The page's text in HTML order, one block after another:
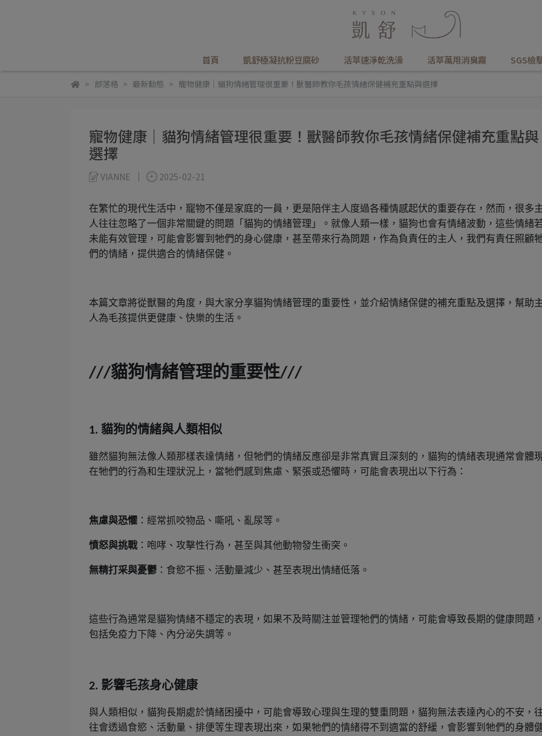
首頁 凱舒極凝抗粉豆腐砂 活萃速淨乾洗澡 活萃萬用消臭霧 SGS檢
部落格 最新動態 寵物健康｜貓狗情緒管理很重要！獸醫師教你毛孩情緒保健補充重點與選擇
寵物健康｜貓狗情緒管理很重要！獸醫師教你毛孩情緒保健補充重點與
選擇
VIANNE 2025-02-21
在繁忙的現代生活中，寵物不僅是家庭的一員，更是陪伴主人度過各種情感起伏的重要存在，然而，很多
人往往忽略了一個非常關鍵的問題「貓狗的情緒管理」。就像人類一樣，貓狗也會有情緒波動，這些情緒
未能有效管理，可能會影響到牠們的身心健康，甚至帶來行為問題，作為負責任的主人，我們有責任照顧
們的情緒，提供適合的情緒保健。
本篇文章將從獸醫的角度，與大家分享貓狗情緒管理的重要性，並介紹情緒保健的補充重點及選擇，幫助
人為毛孩提供更健康、快樂的生活。
///貓狗情緒管理的重要性///
1. 貓狗的情緒與人類相似
雖然貓狗無法像人類那樣表達情緒，但牠們的情緒反應卻是非常真實且深刻的，貓狗的情緒表現通常會體
在牠們的行為和生理狀況上，當牠們感到焦慮、緊張或恐懼時，可能會表現出以下行為：
焦慮與恐懼 ：經常抓咬物品、嘶吼、亂尿等。
憤怒與挑戰：咆哮、攻擊性行為，甚至與其他動物發生衝突。
無精打采與憂鬱 ：食慾不振、活動量減少、甚至表現出情緒低落。
這些行為通常是貓狗情緒不穩定的表現，如果不及時關注並管理牠們的情緒，可能會導致長期的健康問題
包括免疫力下降、內分泌失調等。
2. 影響毛孩身心健康
與人類相似，貓狗長期處於情緒困擾中，可能會導致心理與生理的雙重問題，貓狗無法表達內心的不安，
往會透過食慾、活動量、排便等生理表現出來，如果牠們的情緒得不到適當的舒緩，會影響到牠們的身體